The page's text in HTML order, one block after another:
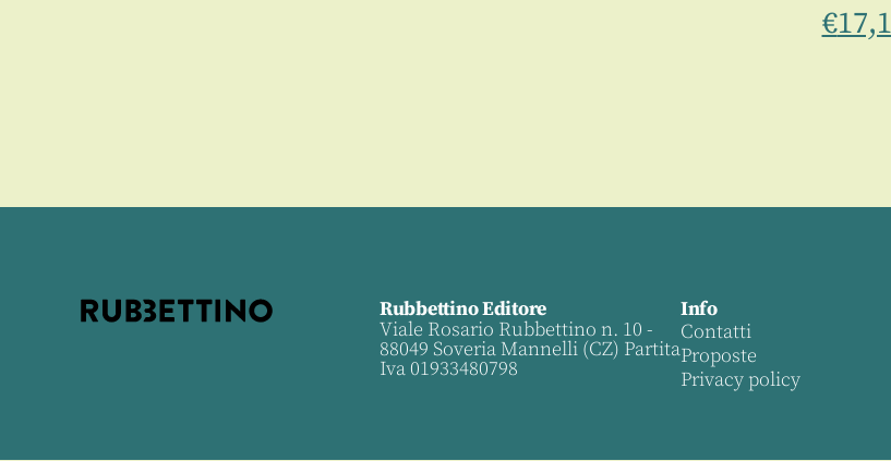
€
Rubbettino Editore
Viale Rosario Rubbettino n. 10 -
88049 Soveria Mannelli (CZ) Partita
Iva 01933480798
Info
Contatti
Proposte
Privacy policy